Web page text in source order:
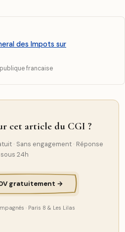
des Impots sur
francaise
cet article du CGI ?
· Sans engagement · Réponse
sous 24h
gratuitement →
· Paris 8 & Les Lilas